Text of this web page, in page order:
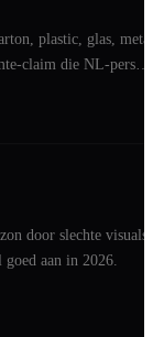
plastic, glas,
claim die NL-pers
door slechte visuals
aan in 2026.